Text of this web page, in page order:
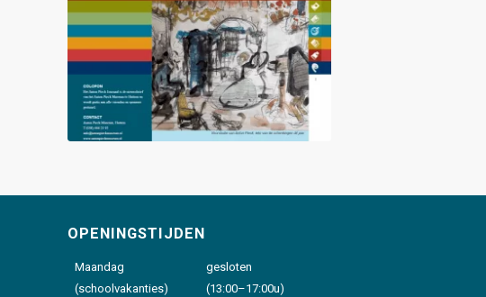
OPENINGSTIJDEN
Maandag
(schoolvakanties)
gesloten
(13:00–17:00u)